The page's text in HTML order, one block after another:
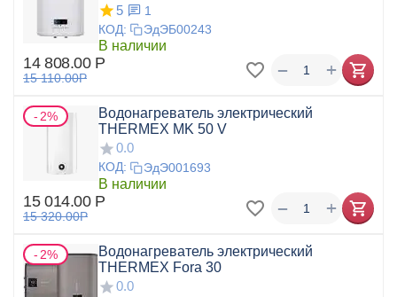
5
1
КОД:
ЭдЭБ00243
В наличии
14 808.00 Р
15 110.00Р +
−
2%
Водонагреватель электрический
THERMEX MK 50 V
0.0
КОД: ЭдЭ001693
В наличии
15 014.00 Р
15 320.00Р +
−
2%
Водонагреватель электрический
THERMEX Fora 30
0.0